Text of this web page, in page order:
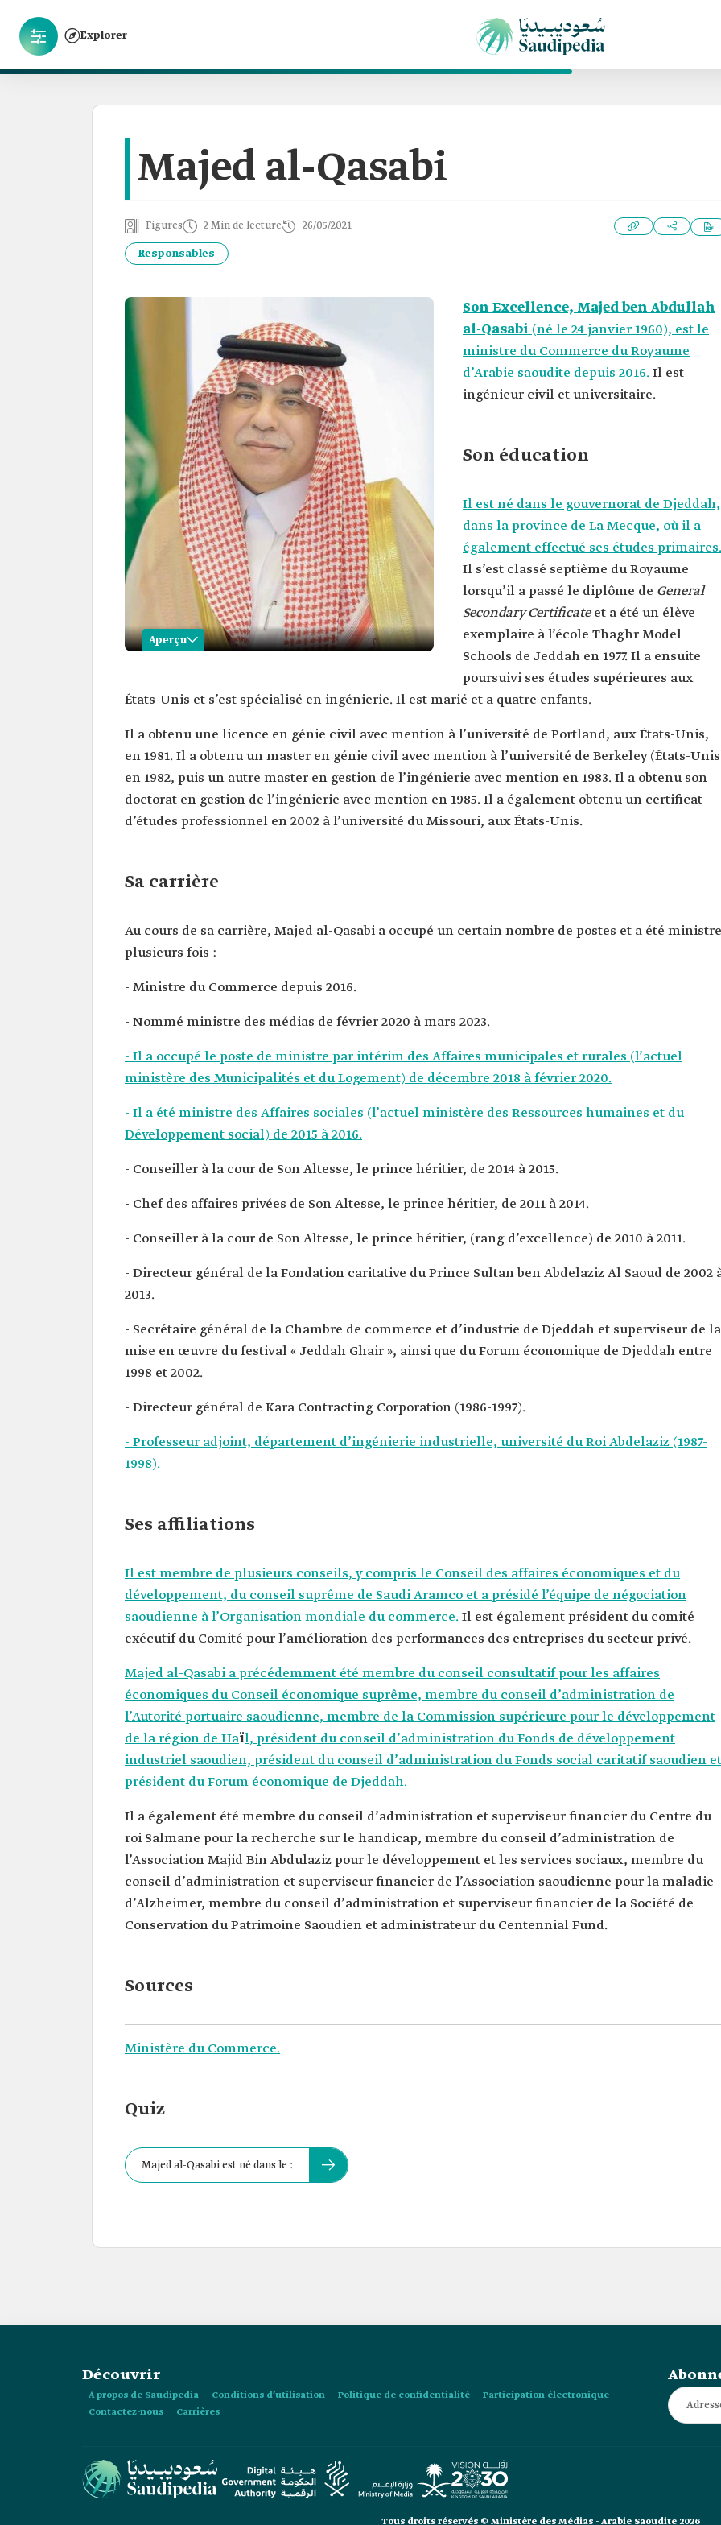
Explorer
Majed al-Qasabi
Figures 2 Min de lecture 26/05/2021
Responsables
Aperçu
Nom
Majed ben Abdullah al-Qasabi.
Date de
1960.
naissance
Poste actuel
ministre du Commerce.
Son Excellence, Majed ben Abdullah
al-Qasabi (né le 24 janvier 1960), est le
ministre du Commerce du Royaume
d’Arabie saoudite depuis 2016.Il est
ingénieur civil et universitaire.
Son éducation
Il est né dans le gouvernorat de Djeddah,
dans la province de La Mecque, où il a
également effectué ses études primaires.
Il s’est classé septième du Royaume
lorsqu’il a passé le diplôme de General
Secondary Certificateet a été un élève
exemplaire à l’école Thaghr Model
Schools de Jeddah en 1977. Il a ensuite
poursuivi ses études supérieures aux
États-Unis et s’est spécialisé en ingénierie. Il est marié et a quatre enfants.
Il a obtenu une licence en génie civil avec mention à l’université de Portland, aux États-Unis,
en 1981. Il a obtenu un master en génie civil avec mention à l’université de Berkeley (États-
en 1982, puis un autre master en gestion de l’ingénierie avec mention en 1983. Il a obtenu son
doctorat en gestion de l’ingénierie avec mention en 1985. Il a également obtenu un certificat
d’études professionnel en 2002 à l’université du Missouri, aux États-Unis.
Sa carrière
Au cours de sa carrière, Majed al-Qasabi a occupé un certain nombre de postes et a été ministre
plusieurs fois :
- Ministre du Commerce depuis 2016.
- Nommé ministre des médias de février 2020 à mars 2023.
- Il a occupé le poste de ministre par intérim des Affaires municipales et rurales (l’actuel
ministère des Municipalités et du Logement) de décembre 2018 à février 2020.
- Il a été ministre des Affaires sociales (l’actuel ministère des Ressources humaines et du
Développement social) de 2015 à 2016.
- Conseiller à la cour de Son Altesse, le prince héritier, de 2014 à 2015.
- Chef des affaires privées de Son Altesse, le prince héritier, de 2011 à 2014.
- Conseiller à la cour de Son Altesse, le prince héritier, (rang d’excellence) de 2010 à 2011.
- Directeur général de la Fondation caritative du Prince Sultan ben Abdelaziz Al Saoud de 2002
2013.
- Secrétaire général de la Chambre de commerce et d’industrie de Djeddah et superviseur de la
mise en œuvre du festival « Jeddah Ghair », ainsi que du Forum économique de Djeddah entre
1998 et 2002.
- Directeur général de Kara Contracting Corporation (1986-1997).
- Professeur adjoint, département d’ingénierie industrielle, université du Roi Abdelaziz (1987-
1998).
Ses affiliations
Il est membre de plusieurs conseils, y compris le Conseil des affaires économiques et du
développement, du conseil suprême de Saudi Aramco et a présidé l’équipe de négociation
saoudienne à l’Organisation mondiale du commerce.Il est également président du comité
exécutif du Comité pour l’amélioration des performances des entreprises du secteur privé.
Majed al-Qasabi a précédemment été membre du conseil consultatif pour les affaires
économiques du Conseil économique suprême, membre du conseil d’administration de
l’Autorité portuaire saoudienne, membre de la Commission supérieure pour le développement
de la région de Haïl, président du conseil d’administration du Fonds de développement
industriel saoudien, président du conseil d’administration du Fonds social caritatif saoudien et
président du Forum économique de Djeddah.
Il a également été membre du conseil d’administration et superviseur financier du Centre du
roi Salmane pour la recherche sur le handicap, membre du conseil d’administration de
l’Association Majid Bin Abdulaziz pour le développement et les services sociaux, membre du
conseil d’administration et superviseur financier de l’Association saoudienne pour la maladie
d’Alzheimer, membre du conseil d’administration et superviseur financier de la Société de
Conservation du Patrimoine Saoudien et administrateur du Centennial Fund.
Sources
Ministère du Commerce.
Quiz
Majed al-Qasabi est né dans le :
Découvrir
À propos de Saudipedia Conditions d’utilisation Politique de confidentialité
Participation électronique
Contactez-nous
Carrières
Tous droits réservés © Ministère des Médias - Arabie Saoudite 2026